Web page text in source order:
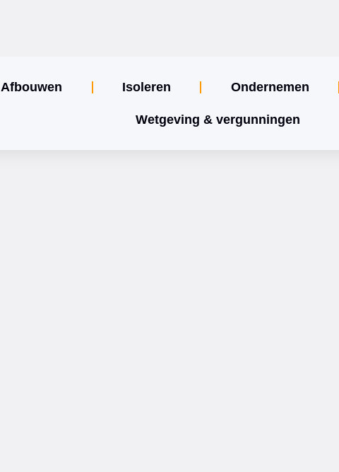
Afbouwen Isoleren Ondernemen
Wetgeving & vergunningen